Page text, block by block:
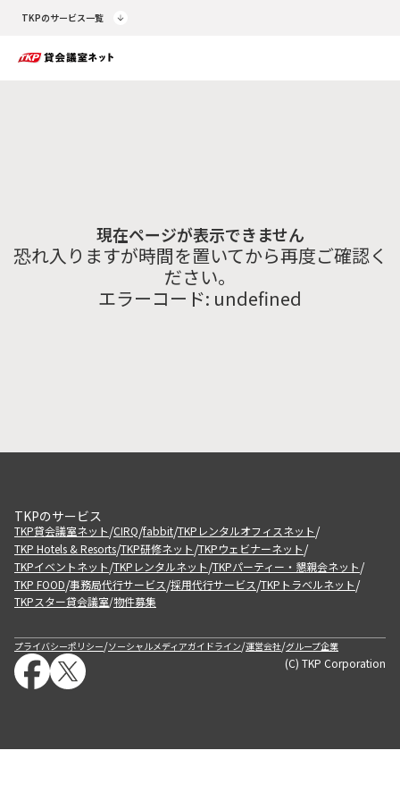
TKPのサービス一覧
現在ページが表示できません
恐れ入りますが時間を置いてから再度ご確認く
ださい。
エラーコード: undefined
TKPのサービス
TKP貸会議室ネット/CIRQ/fabbit/TKPレンタルオフィスネット/
TKP Hotels & Resorts/TKP研修ネット/TKPウェビナーネット/
TKPイベントネット/TKPレンタルネット/TKPパーティー・懇親会ネット/
TKP FOOD/事務局代行サービス/採用代行サービス/TKPトラベルネット/
TKPスター貸会議室/物件募集
プライバシーポリシー/ソーシャルメディアガイドライン/運営会社/グループ企業
(C) TKP Corporation